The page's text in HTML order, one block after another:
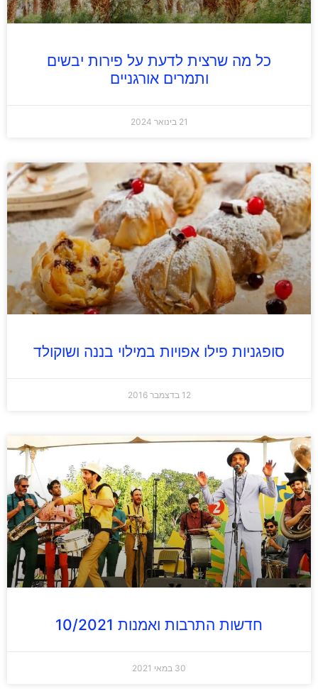
כל מה שרצית לדעת על פירות יבשים
ותמרים אורגניים
21 בינואר 2024
סופגניות פילו אפויות במילוי בננה ושוקולד
12 בדצמבר 2016
חדשות התרבות ואמנות 10/2021
30 במאי 2021